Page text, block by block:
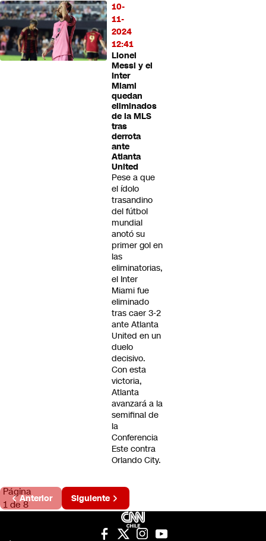
10-
11-
2024
12:41
Lionel
Messi y el
Inter
Miami
quedan
eliminados
de la MLS
tras
derrota
ante
Atlanta
United
Pese a que
el ídolo
trasandino
del fútbol
mundial
anotó su
primer gol en
las
eliminatorias,
el Inter
Miami fue
eliminado
tras caer 3-2
ante Atlanta
United en un
duelo
decisivo.
Con esta
victoria,
Atlanta
avanzará a la
semifinal de
la
Conferencia
Este contra
Orlando City.
Página
1 de 8
Anterior Siguiente